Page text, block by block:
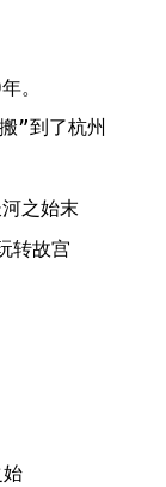
。
”到了杭州
之始末
转故宫